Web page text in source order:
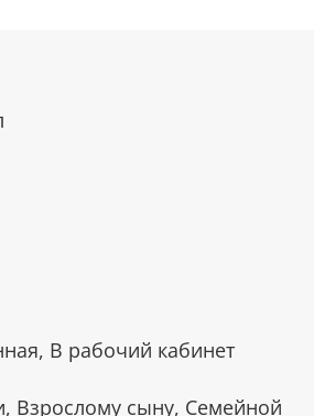
оформлении образа
фронтажные грунты,
и темперные краски. Венец и
украшены рельефным
жемчугом или
и надежды.
от злых помыслов.
телесными и душевными.
предназначения,
В рабочий кабинет
Взрослому сыну, Семейной